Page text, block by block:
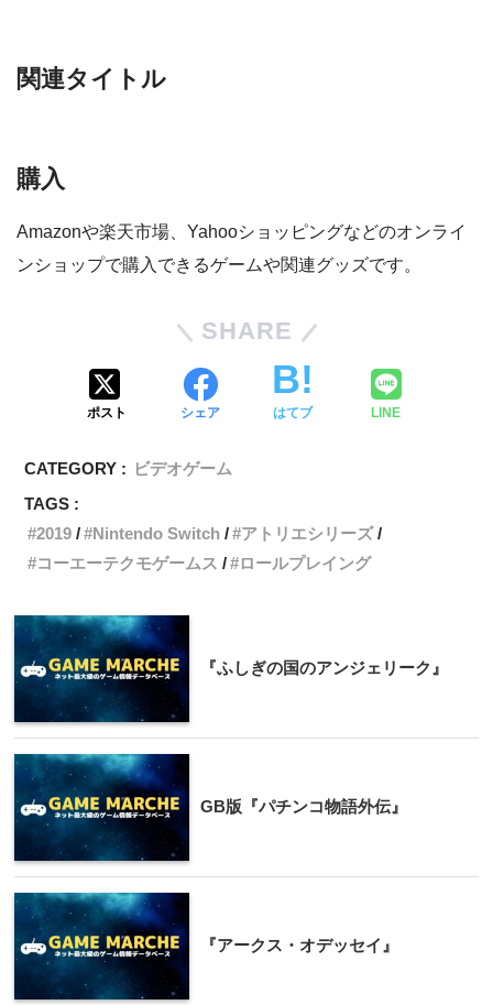
関連タイトル
購入
Amazonや楽天市場、Yahooショッピングなどのオンライ
ンショップで購入できるゲームや関連グッズです。
SHARE
ポスト シェア はてブ LINE
CATEGORY : ビデオゲーム
TAGS :
2019
Nintendo Switch
アトリエシリーズ
コーエーテクモゲームス
ロールプレイング
『ふしぎの国のアンジェリーク』
GB版『パチンコ物語外伝』
『アークス・オデッセイ』